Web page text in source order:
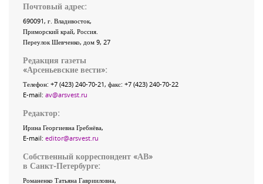
Почтовый адрес:
690091, г. Владивосток,
Приморский край, Россия.
Переулок Шевченко, дом 9, 27
Редакция газеты
«Арсеньевские вести»:
Телефон: +7 (423) 240-70-21, факс: +7 (423) 240-70-22
E-mail: av@arsvest.ru
Редактор:
Ирина Георгиевна Гребнёва,
E-mail: editor@arsvest.ru
Собственный корреспондент «АВ»
в Санкт-Петербурге:
Романенко Татьяна Гаврииловна,